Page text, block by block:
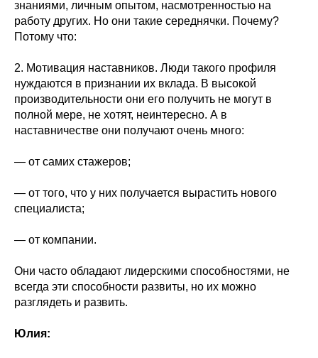
знаниями, личным опытом, насмотренностью на
работу других. Но они такие середнячки. Почему?
Потому что:
2. Мотивация наставников. Люди такого профиля
нуждаются в признании их вклада. В высокой
производительности они его получить не могут в
полной мере, не хотят, неинтересно. А в
наставничестве они получают очень много:
— от самих стажеров;
— от того, что у них получается вырастить нового
специалиста;
— от компании.
Они часто обладают лидерскими способностями, не
всегда эти способности развиты, но их можно
разглядеть и развить.
Юлия: